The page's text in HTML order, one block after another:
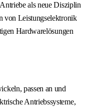
als neue Disziplin
von Leistungselektronik
Hardwarelösungen
passen an und
Antriebssysteme,